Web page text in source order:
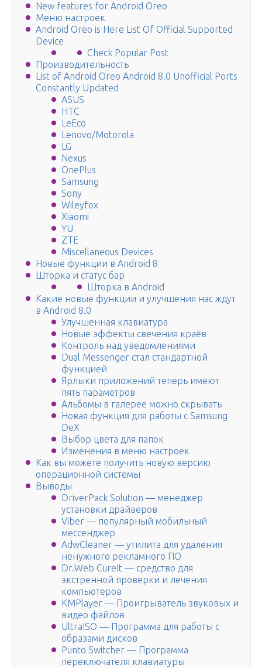
New features for Android Oreo
Меню настроек
Android Oreo is Here List Of Official Supported
Device
Check Popular Post
Производительность
List of Android Oreo Android 8.0 Unofficial Ports
Constantly Updated
ASUS
HTC
LeEco
Lenovo/Motorola
LG
Nexus
OnePlus
Samsung
Sony
Wileyfox
Xiaomi
YU
ZTE
Miscellaneous Devices
Новые функции в Android 8
Шторка и статус бар
Шторка в Android
Какие новые функции и улучшения нас ждут
в Android 8.0
Улучшенная клавиатура
Новые эффекты свечения краёв
Контроль над уведомлениями
Dual Messenger стал стандартной
функцией
Ярлыки приложений теперь имеют
пять параметров
Альбомы в галерее можно скрывать
Новая функция для работы с Samsung
DeX
Выбор цвета для папок
Изменения в меню настроек
Как вы можете получить новую версию
операционной системы
Выводы
DriverPack Solution — менеджер
установки драйверов
Viber — популярный мобильный
мессенджер
AdwCleaner — утилита для удаления
ненужного рекламного ПО
Dr.Web CureIt — средство для
экстренной проверки и лечения
компьютеров
KMPlayer — Проигрыватель звуковых и
видео файлов
UltraISO — Программа для работы с
образами дисков
Punto Switcher — Программа
переключателя клавиатуры